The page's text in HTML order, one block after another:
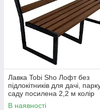
Лавка Tobi Sho Лофт без
підлокітників для дачі,
саду посилена 2,2 м колір
горіх
В наявності